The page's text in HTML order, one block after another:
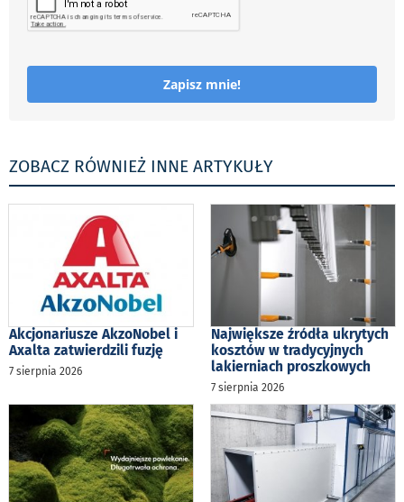
Zapisz mnie!
ZOBACZ RÓWNIEŻ INNE ARTYKUŁY
Akcjonariusze AkzoNobel i
Axalta zatwierdzili fuzję
7 sierpnia 2026
Największe źródła ukrytych
kosztów w tradycyjnych
lakierniach proszkowych
7 sierpnia 2026